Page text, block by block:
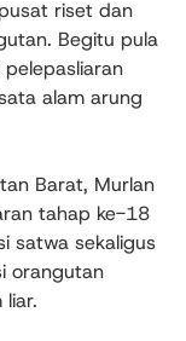
riset dan
Begitu pula
alam arung
Barat, Murlan
tahap ke-18
satwa sekaligus
orangutan
liar.